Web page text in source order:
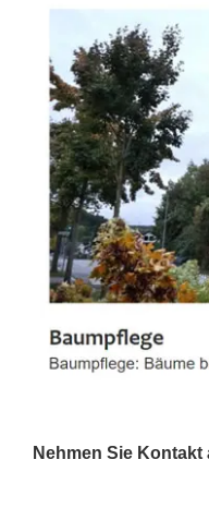
Nehmen Sie Kontakt